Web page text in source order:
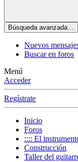
Búsqueda avanzada…
Nuevos
Buscar en foros
Menú
Acceder
Regístrate
Inicio
Foros
:::: El
Construcción
Taller del